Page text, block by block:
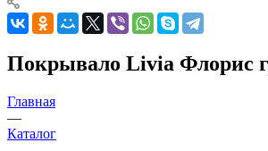
Покрывало Livia Флорис
Главная
—
Каталог